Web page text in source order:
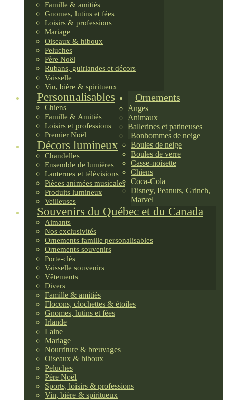
Famille & amitiés
Gnomes, lutins et fées
Loisirs & professions
Mariage
Oiseaux & hiboux
Peluches
Père Noël
Rubans, guirlandes et décors
Vaisselle
Vin, bière & spiritueux
Personnalisables
Chiens
Famille & Amitiés
Loisirs et professions
Premier Noël
Décors lumineux
Chandelles
Ensemble de lumières
Lanternes et télévisions
Pièces animées musicales
Produits lumineux
Veilleuses
Souvenirs du Québec et du Canada
Aimants
Nos exclusivités
Ornements famille personalisables
Ornements souvenirs
Porte-clés
Vaisselle souvenirs
Vêtements
Divers
Ornements
Anges
Animaux
Ballerines et patineuses
Bonhommes de neige
Boules de neige
Boules de verre
Casse-noisette
Chiens
Coca-Cola
Disney, Peanuts, Grinch,
Marvel
Famille & amitiés
Flocons, clochettes & étoiles
Gnomes, lutins et fées
Irlande
Laine
Mariage
Nourriture & breuvages
Oiseaux & hiboux
Peluches
Père Noël
Sports, loisirs & professions
Vin, bière & spiritueux